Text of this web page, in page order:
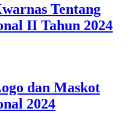
Tentang
II Tahun 2024
dan Maskot
2024